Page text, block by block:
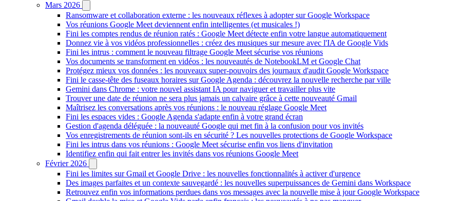
Mars 2026
Ransomware et collaboration externe : les nouveaux réflexes à adopter sur Google Workspace
Vos réunions Google Meet deviennent enfin intelligentes (et musicales !)
Fini les comptes rendus de réunion ratés : Google Meet détecte enfin votre langue automatiquement
Donnez vie à vos vidéos professionnelles : créez des musiques sur mesure avec l'IA de Google Vids
Fini les intrus : comment le nouveau filtrage Google Meet sécurise vos réunions
Vos documents se transforment en vidéos : les nouveautés de NotebookLM et Google Chat
Protégez mieux vos données : les nouveaux super-pouvoirs des journaux d'audit Google Workspace
Fini le casse-tête des fuseaux horaires sur Google Agenda : découvrez la nouvelle recherche par ville
Gemini dans Chrome : votre nouvel assistant IA pour naviguer et travailler plus vite
Trouver une date de réunion ne sera plus jamais un calvaire grâce à cette nouveauté Gmail
Maîtrisez les conversations après vos réunions : le nouveau réglage Google Meet
Fini les espaces vides : Google Agenda s'adapte enfin à votre grand écran
Gestion d'agenda déléguée : la nouveauté Google qui met fin à la confusion pour vos invités
Vos enregistrements de réunion sont-ils en sécurité ? Les nouvelles protections de Google Workspace
Fini les intrus dans vos réunions : Google Meet sécurise enfin vos liens d'invitation
Identifiez enfin qui fait entrer les invités dans vos réunions Google Meet
Février 2026
Fini les limites sur Gmail et Google Drive : les nouvelles fonctionnalités à activer d'urgence
Des images parfaites et un contexte sauvegardé : les nouvelles superpuissances de Gemini dans Workspace
Retrouvez enfin vos informations perdues dans vos messages avec la nouvelle mise à jour Google Workspace